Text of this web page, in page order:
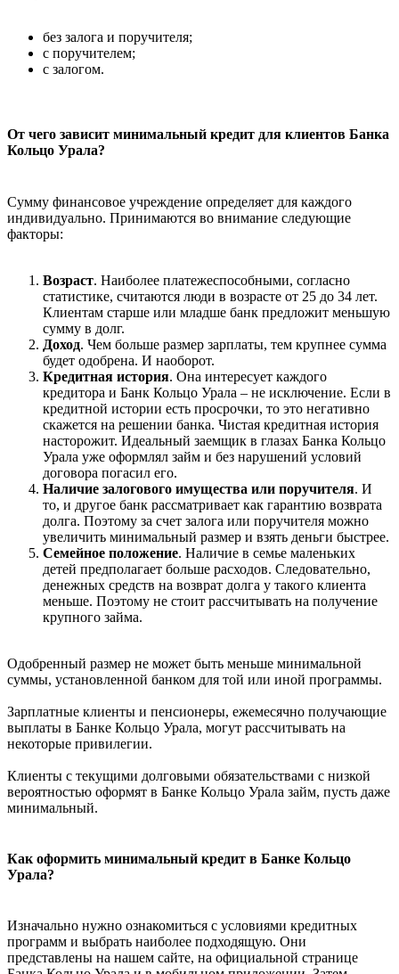
без залога и поручителя;
с поручителем;
с залогом.
От чего зависит минимальный кредит для клиентов Банка
Кольцо Урала?
Сумму финансовое учреждение определяет для каждого
индивидуально. Принимаются во внимание следующие
факторы:
Возраст. Наиболее платежеспособными, согласно
статистике, считаются люди в возрасте от 25 до 34 лет.
Клиентам старше или младше банк предложит меньшую
сумму в долг.
Доход. Чем больше размер зарплаты, тем крупнее сумма
будет одобрена. И наоборот.
Кредитная история. Она интересует каждого
кредитора и Банк Кольцо Урала – не исключение. Если в
кредитной истории есть просрочки, то это негативно
скажется на решении банка. Чистая кредитная история
насторожит. Идеальный заемщик в глазах Банка Кольцо
Урала уже оформлял займ и без нарушений условий
договора погасил его.
Наличие залогового имущества или поручителя. И
то, и другое банк рассматривает как гарантию возврата
долга. Поэтому за счет залога или поручителя можно
увеличить минимальный размер и взять деньги быстрее.
Семейное положение. Наличие в семье маленьких
детей предполагает больше расходов. Следовательно,
денежных средств на возврат долга у такого клиента
меньше. Поэтому не стоит рассчитывать на получение
крупного займа.
Одобренный размер не может быть меньше минимальной
суммы, установленной банком для той или иной программы.
Зарплатные клиенты и пенсионеры, ежемесячно получающие
выплаты в Банке Кольцо Урала, могут рассчитывать на
некоторые привилегии.
Клиенты с текущими долговыми обязательствами с низкой
вероятностью оформят в Банке Кольцо Урала займ, пусть даже
минимальный.
Как оформить минимальный кредит в Банке Кольцо
Урала?
Изначально нужно ознакомиться с условиями кредитных
программ и выбрать наиболее подходящую. Они
представлены на нашем сайте, на официальной странице